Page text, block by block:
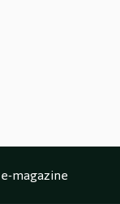
e-magazine